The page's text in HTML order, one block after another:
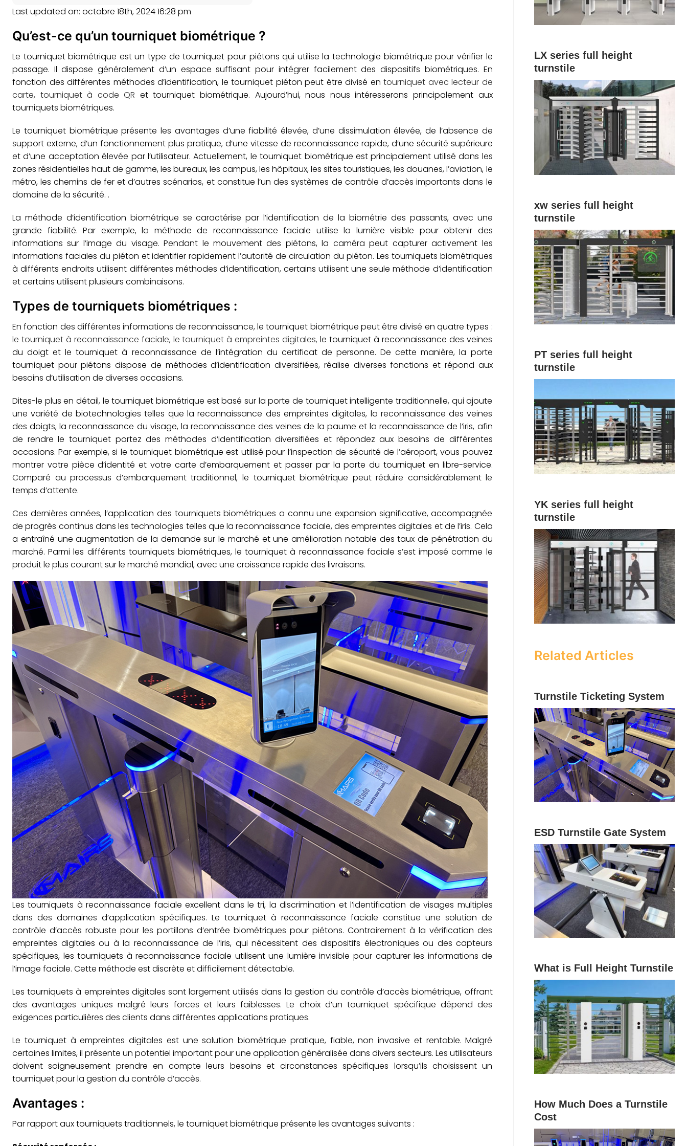
Last updated on: octobre 18th, 2024 16:28 pm
Qu’est-ce qu’un tourniquet biométrique ?
Le tourniquet biométrique est un type de tourniquet pour piétons qui utilise la technologie biométrique pour vérifier le
passage. Il dispose généralement d’un espace suffisant pour intégrer facilement des dispositifs biométriques. En
fonction des différentes méthodes d’identification, le tourniquet piéton peut être divisé en tourniquet avec lecteur de
carte, tourniquet à code QR et tourniquet biométrique. Aujourd’hui, nous nous intéresserons principalement aux
tourniquets biométriques.
Le tourniquet biométrique présente les avantages d’une fiabilité élevée, d’une dissimulation élevée, de l’absence de
support externe, d’un fonctionnement plus pratique, d’une vitesse de reconnaissance rapide, d’une sécurité supérieure
et d’une acceptation élevée par l’utilisateur. Actuellement, le tourniquet biométrique est principalement utilisé dans les
zones résidentielles haut de gamme, les bureaux, les campus, les hôpitaux, les sites touristiques, les douanes, l’aviation, le
métro, les chemins de fer et d’autres scénarios, et constitue l’un des systèmes de contrôle d’accès importants dans le
domaine de la sécurité. .
La méthode d’identification biométrique se caractérise par l’identification de la biométrie des passants, avec une
grande fiabilité. Par exemple, la méthode de reconnaissance faciale utilise la lumière visible pour obtenir des
informations sur l’image du visage. Pendant le mouvement des piétons, la caméra peut capturer activement les
informations faciales du piéton et identifier rapidement l’autorité de circulation du piéton. Les tourniquets biométriques
à différents endroits utilisent différentes méthodes d’identification, certains utilisent une seule méthode d’identification
et certains utilisent plusieurs combinaisons.
Types de tourniquets biométriques :
En fonction des différentes informations de reconnaissance, le tourniquet biométrique peut être divisé en quatre types :
le tourniquet à reconnaissance faciale, le tourniquet à empreintes digitales, le tourniquet à reconnaissance des veines
du doigt et le tourniquet à reconnaissance de l’intégration du certificat de personne. De cette manière, la porte
tourniquet pour piétons dispose de méthodes d’identification diversifiées, réalise diverses fonctions et répond aux
besoins d’utilisation de diverses occasions.
Dites-le plus en détail, le tourniquet biométrique est basé sur la porte de tourniquet intelligente traditionnelle, qui ajoute
une variété de biotechnologies telles que la reconnaissance des empreintes digitales, la reconnaissance des veines
des doigts, la reconnaissance du visage, la reconnaissance des veines de la paume et la reconnaissance de l’iris, afin
de rendre le tourniquet portez des méthodes d’identification diversifiées et répondez aux besoins de différentes
occasions. Par exemple, si le tourniquet biométrique est utilisé pour l’inspection de sécurité de l’aéroport, vous pouvez
montrer votre pièce d’identité et votre carte d’embarquement et passer par la porte du tourniquet en libre-service.
Comparé au processus d’embarquement traditionnel, le tourniquet biométrique peut réduire considérablement le
temps d’attente.
Ces dernières années, l’application des tourniquets biométriques a connu une expansion significative, accompagnée
de progrès continus dans les technologies telles que la reconnaissance faciale, des empreintes digitales et de l’iris. Cela
a entraîné une augmentation de la demande sur le marché et une amélioration notable des taux de pénétration du
marché. Parmi les différents tourniquets biométriques, le tourniquet à reconnaissance faciale s’est imposé comme le
produit le plus courant sur le marché mondial, avec une croissance rapide des livraisons.
Les tourniquets à reconnaissance faciale excellent dans le tri, la discrimination et l’identification de visages multiples
dans des domaines d’application spécifiques. Le tourniquet à reconnaissance faciale constitue une solution de
contrôle d’accès robuste pour les portillons d’entrée biométriques pour piétons. Contrairement à la vérification des
empreintes digitales ou à la reconnaissance de l’iris, qui nécessitent des dispositifs électroniques ou des capteurs
spécifiques, les tourniquets à reconnaissance faciale utilisent une lumière invisible pour capturer les informations de
l’image faciale. Cette méthode est discrète et difficilement détectable.
Les tourniquets à empreintes digitales sont largement utilisés dans la gestion du contrôle d’accès biométrique, offrant
des avantages uniques malgré leurs forces et leurs faiblesses. Le choix d’un tourniquet spécifique dépend des
exigences particulières des clients dans différentes applications pratiques.
Le tourniquet à empreintes digitales est une solution biométrique pratique, fiable, non invasive et rentable. Malgré
certaines limites, il présente un potentiel important pour une application généralisée dans divers secteurs. Les utilisateurs
doivent soigneusement prendre en compte leurs besoins et circonstances spécifiques lorsqu’ils choisissent un
tourniquet pour la gestion du contrôle d’accès.
Avantages :
Par rapport aux tourniquets traditionnels, le tourniquet biométrique présente les avantages suivants :
LX series full height
turnstile
xw series full height
turnstile
PT series full height
turnstile
YK series full height
turnstile
Related Articles
Turnstile Ticketing System
ESD Turnstile Gate System
What is Full Height Turnstile
How Much Does a Turnstile
Cost